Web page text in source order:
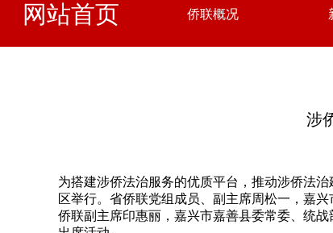
网站首页 侨联概况
涉
为搭建涉侨法治服务的优质平台，推动涉侨法
区举行。省侨联党组成员、副主席周松一，嘉
侨联副主席印惠丽，嘉兴市嘉善县委常委、统